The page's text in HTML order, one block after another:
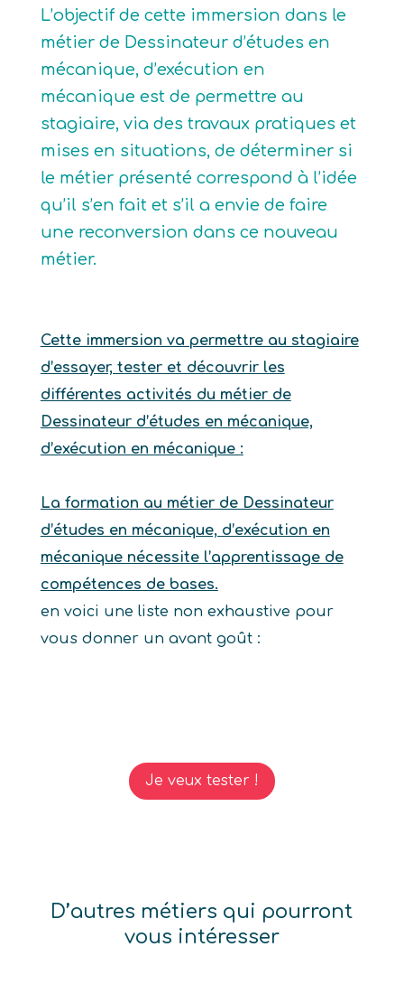
L’objectif de cette immersion dans le
métier de Dessinateur d’études en
mécanique, d’exécution en
mécanique est de permettre au
stagiaire, via des travaux pratiques et
mises en situations, de déterminer si
le métier présenté correspond à l’idée
qu’il s’en fait et s’il a envie de faire
une reconversion dans ce nouveau
métier.
Cette immersion va permettre au stagiaire
d’essayer, tester et découvrir les
différentes activités du métier de
Dessinateur d’études en mécanique,
d’exécution en mécanique :
La formation au métier de Dessinateur
d’études en mécanique, d’exécution en
mécanique nécessite l’apprentissage de
compétences de bases.
en voici une liste non exhaustive pour
vous donner un avant goût :
Je veux tester !
D’autres métiers qui pourront
vous intéresser